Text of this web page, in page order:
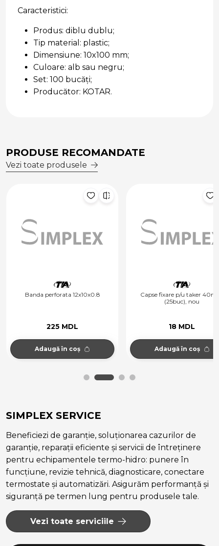
Caracteristici:
Produs: diblu dublu;
Tip material: plastic;
Dimensiune: 10x100 mm;
Culoare: alb sau negru;
Set: 100 bucăți;
Producător: KOTAR.
PRODUSE RECOMANDATE
Vezi toate produsele
Banda perforata 12x10x0.8
225 MDL
Adaugă în coș
Capse fixare p/u taker
(25buc), nou
18 MDL
Adaugă în coș
SIMPLEX SERVICE
Beneficiezi de garanție, soluționarea cazurilor de
garanție, reparații eficiente și servicii de întreținere
pentru echipamentele termo-hidro: punere în
funcțiune, revizie tehnică, diagnosticare, conectare
termostate și automatizări. Asigurăm performanță și
siguranță pe termen lung pentru produsele tale.
Vezi toate serviciile